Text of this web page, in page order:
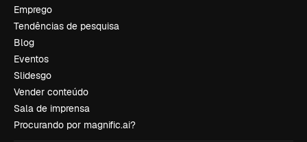
Emprego
Tendências de pesquisa
Blog
Eventos
Slidesgo
Vender conteúdo
Sala de imprensa
Procurando por magnific.ai?